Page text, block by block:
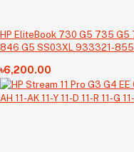
HP EliteBook 730 G5 735
846 G5 SS03XL 933321-
৳6,200.00